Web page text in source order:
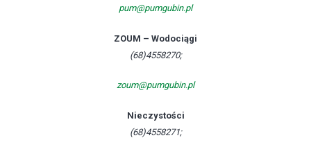
pum@pumgubin.pl
ZOUM – Wodociągi
(68)4558270;
zoum@pumgubin.pl
Nieczystości
(68)4558271;